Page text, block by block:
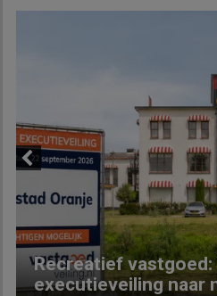
Recreatief vastgoed:
executieveiling naar